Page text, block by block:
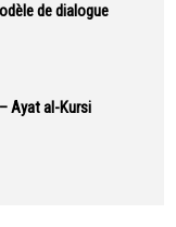
de dialogue
Ayat al-Kursi